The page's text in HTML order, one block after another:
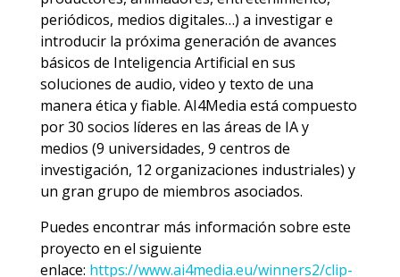
periódicos, medios digitales…) a investigar e
introducir la próxima generación de avances
básicos de Inteligencia Artificial en sus
soluciones de audio, video y texto de una
manera ética y fiable. AI4Media está compuesto
por 30 socios líderes en las áreas de IA y
medios (9 universidades, 9 centros de
investigación, 12 organizaciones industriales) y
un gran grupo de miembros asociados.
Puedes encontrar más información sobre este
proyecto en el siguiente
enlace: https://www.ai4media.eu/winners2/clip-